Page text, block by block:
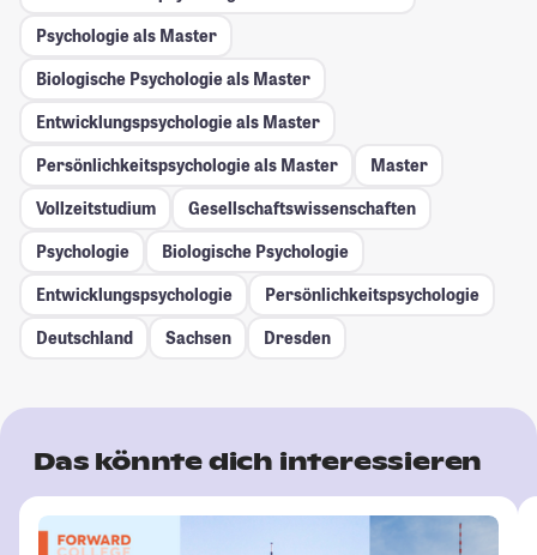
Psychologie als Master
Biologische Psychologie als Master
Entwicklungspsychologie als Master
Persönlichkeitspsychologie als Master
Master
Vollzeitstudium
Gesellschafts­wissenschaften
Psychologie
Biologische Psychologie
Entwicklungspsychologie
Persönlichkeitspsychologie
Deutschland
Sachsen Dresden
Das könnte dich interessieren